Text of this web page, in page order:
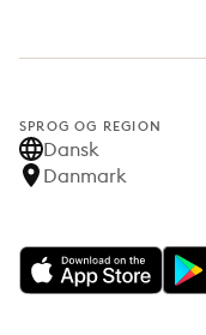
SPROG OG REGION
Dansk
Danmark